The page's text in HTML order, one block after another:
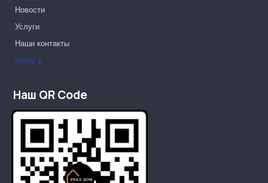
More
Новости
Услуги
Наши контакты
Наши партнеры
Наш QR Code